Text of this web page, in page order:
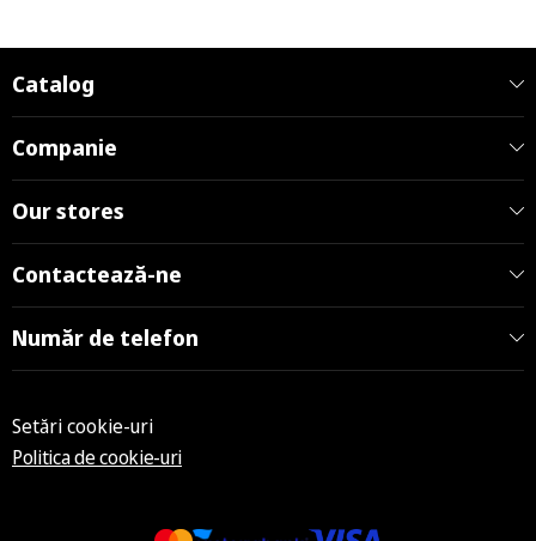
Catalog
Companie
Our stores
Contactează-ne
Număr de telefon
Setări cookie-uri
Politica de cookie-uri